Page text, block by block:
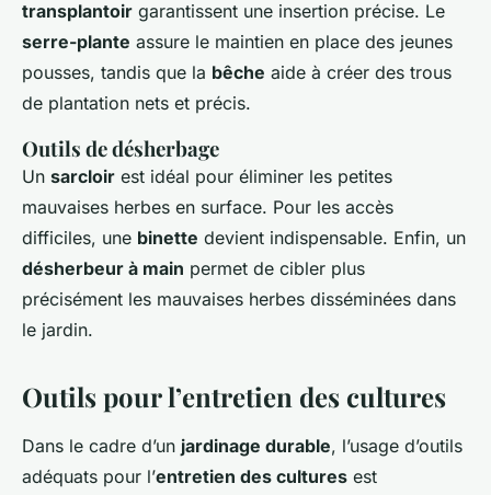
transplantoir garantissent une insertion précise. Le
serre-plante assure le maintien en place des jeunes
pousses, tandis que la bêche aide à créer des trous
de plantation nets et précis.
Outils de désherbage
Un sarcloir est idéal pour éliminer les petites
mauvaises herbes en surface. Pour les accès
difficiles, une binette devient indispensable. Enfin, un
désherbeur à main permet de cibler plus
précisément les mauvaises herbes disséminées dans
le jardin.
Outils pour l’entretien des cultures
Dans le cadre d’un jardinage durable, l’usage d’outils
adéquats pour l’entretien des cultures est